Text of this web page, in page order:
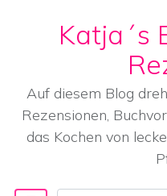
Skip to content
Katja´s
Auf diesem Blog
Rezensionen,
das Kochen von